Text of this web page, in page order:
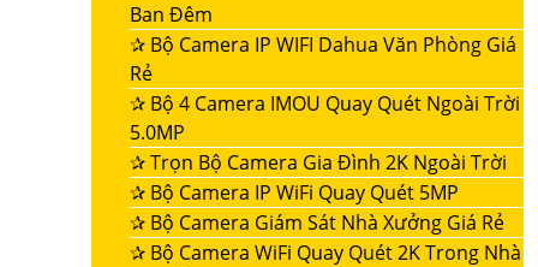
Ban Đêm
✰ Bộ Camera IP WIFI Dahua Văn Phòng Giá
Rẻ
✰ Bộ 4 Camera IMOU Quay Quét Ngoài Trời
5.0MP
✰Trọn Bộ Camera Gia Đình 2K Ngoài Trời
✰ Bộ Camera IP WiFi Quay Quét 5MP
✰ Bộ Camera Giám Sát Nhà Xưởng Giá Rẻ
✰ Bộ Camera WiFi Quay Quét 2K Trong Nhà